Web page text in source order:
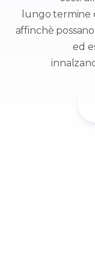
lungo termine
affinchè
ed